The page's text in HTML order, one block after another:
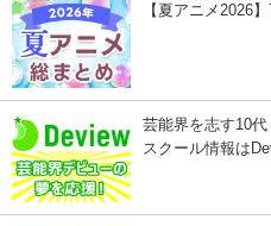
【夏アニメ2026
芸能界を志す10代
スクール情報は